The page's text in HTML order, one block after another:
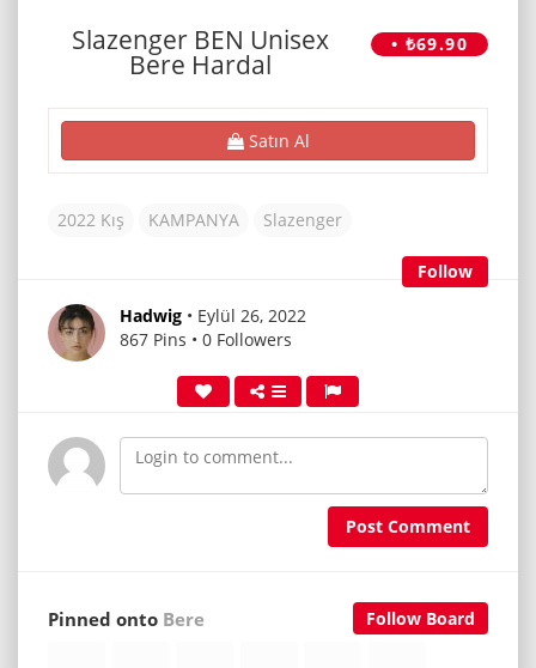
• ₺69.90
Slazenger BEN Unisex
Bere Hardal
Satın Al
2022 Kış KAMPANYA Slazenger
Follow
Hadwig • Eylül 26, 2022
867 Pins • 0 Followers
Post Comment
Follow Board
Pinned onto Bere